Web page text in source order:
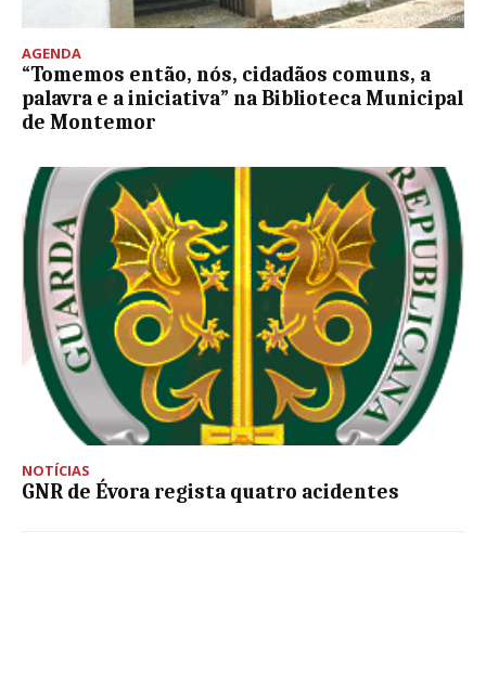
AGENDA
“Tomemos então, nós, cidadãos comuns, a
palavra e a iniciativa” na Biblioteca Municipal
de Montemor
NOTÍCIAS
GNR de Évora regista quatro acidentes